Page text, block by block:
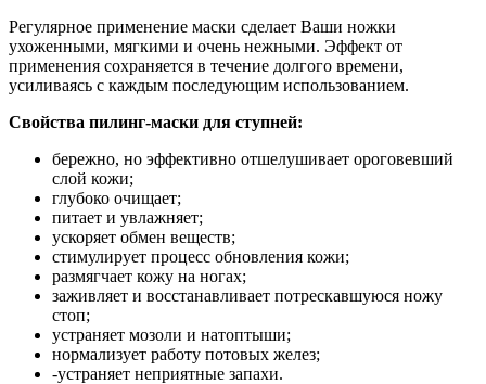
Регулярное применение маски сделает Ваши ножки
ухоженными, мягкими и очень нежными. Эффект от
применения сохраняется в течение долгого времени,
усиливаясь с каждым последующим использованием.
Свойства пилинг-маски для ступней:
бережно, но эффективно отшелушивает ороговевший
слой кожи;
глубоко очищает;
питает и увлажняет;
ускоряет обмен веществ;
стимулирует процесс обновления кожи;
размягчает кожу на ногах;
заживляет и восстанавливает потрескавшуюся ножу
стоп;
устраняет мозоли и натоптыши;
нормализует работу потовых желез;
-устраняет неприятные запахи.